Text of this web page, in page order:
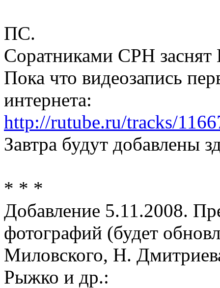
ПС.
Соратниками СРН заснят
Пока что видеозапись
интернета:
http://rutube.ru/tracks/
Завтра будут добавлены
* * *
Добавление 5.11.2008.
фотографий (будет
Миловского, Н.
Рыжко и др.: